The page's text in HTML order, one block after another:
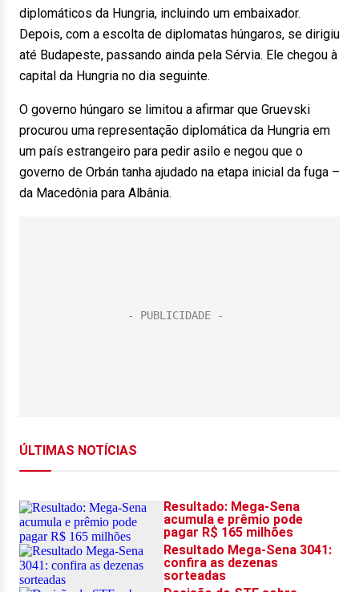
diplomáticos da Hungria, incluindo um embaixador.
Depois, com a escolta de diplomatas húngaros, se dirigiu
até Budapeste, passando ainda pela Sérvia. Ele chegou à
capital da Hungria no dia seguinte.
O governo húngaro se limitou a afirmar que Gruevski
procurou uma representação diplomática da Hungria em
um país estrangeiro para pedir asilo e negou que o
governo de Orbán tanha ajudado na etapa inicial da fuga –
da Macedônia para Albânia.